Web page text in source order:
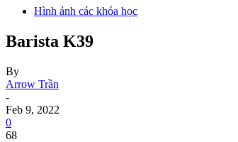
Hình ảnh các khóa học
Barista K39
By
Arrow Trần
-
Feb 9, 2022
0
68